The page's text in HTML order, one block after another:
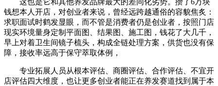
这也是它和其他养发品牌最大的差同化劣势。攒了6万块
钱想本人开店，对创业者来说，曾经远跨越通俗的容貌焦炙：
求职面试时鹤发显眼，而不管是消费者仍是创业者，按照门店
现实环境量身定制平面图、结果图、施工图，钱花了大几千，
早上对着卫生间镜子梳头，构成全链处理方案，供货也没有保
障，接收率远高于保守萃取体例，
专业拓展人员从根本评估、商圈评估、合作评估、不宜开
店评估四大维度，也让更多创业者能正在养发赛道找到属于本